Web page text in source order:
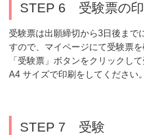
STEP 6 受験票の印
受験票は出願締切から3日後まで
すので、マイページにて受験票を
「受験票」ボタンをクリックし
A4 サイズで印刷をしてください。
STEP 7 受験